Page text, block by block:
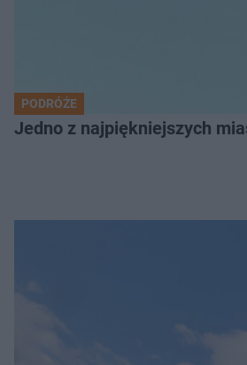
PODRÓŻE
Jedno z najpiękniejszych